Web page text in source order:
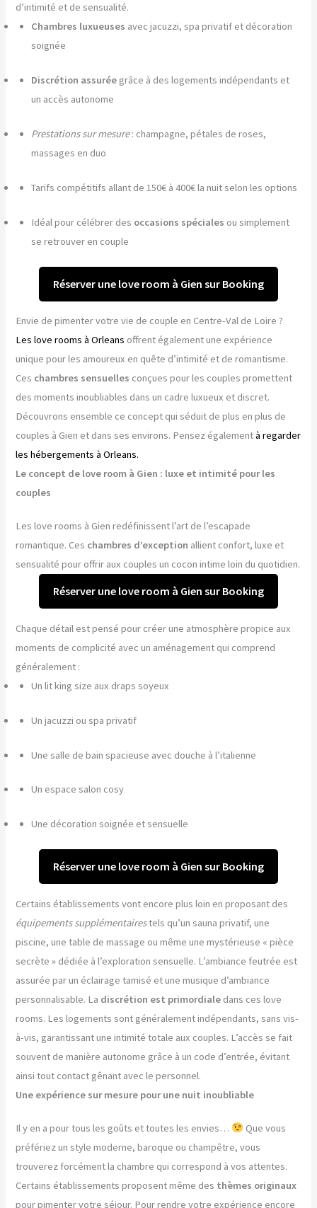
d’intimité et de sensualité.
Chambres luxueuses avec jacuzzi, spa privatif et décoration
soignée
Discrétion assurée grâce à des logements indépendants et
un accès autonome
Prestations sur mesure: champagne, pétales de roses,
massages en duo
Tarifs compétitifs allant de 150€ à 400€ la nuit selon les options
Idéal pour célébrer des occasions spéciales ou simplement
se retrouver en couple
Réserver une love room à Gien sur Booking
Envie de pimenter votre vie de couple en Centre-Val de Loire ?
Les love rooms à Orleans offrent également une expérience
unique pour les amoureux en quête d’intimité et de romantisme.
Ces chambres sensuelles conçues pour les couples promettent
des moments inoubliables dans un cadre luxueux et discret.
Découvrons ensemble ce concept qui séduit de plus en plus de
couples à Gien et dans ses environs. Pensez égalementà regarder
les hébergements à Orleans.
Le concept de love room à Gien : luxe et intimité pour les
couples
Les love rooms à Gien redéfinissent l’art de l’escapade
romantique. Ces chambres d’exception allient confort, luxe et
sensualité pour offrir aux couples un cocon intime loin du quotidien.
Réserver une love room à Gien sur Booking
Chaque détail est pensé pour créer une atmosphère propice aux
moments de complicité avec un aménagement qui comprend
généralement :
Un lit king size aux draps soyeux
Un jacuzzi ou spa privatif
Une salle de bain spacieuse avec douche à l’italienne
Un espace salon cosy
Une décoration soignée et sensuelle
Réserver une love room à Gien sur Booking
Certains établissements vont encore plus loin en proposant des
équipements supplémentairestels qu’un sauna privatif, une
piscine, une table de massage ou même une mystérieuse « pièce
secrète » dédiée à l’exploration sensuelle. L’ambiance feutrée est
assurée par un éclairage tamisé et une musique d’ambiance
personnalisable. La discrétion est primordiale dans ces love
rooms. Les logements sont généralement indépendants, sans vis-
à-vis, garantissant une intimité totale aux couples. L’accès se fait
souvent de manière autonome grâce à un code d’entrée, évitant
ainsi tout contact gênant avec le personnel.
Une expérience sur mesure pour une nuit inoubliable
Il y en a pour tous les goûts et toutes les envies…
Que vous
préfériez un style moderne, baroque ou champêtre, vous
trouverez forcément la chambre qui correspond à vos attentes.
Certains établissements proposent même des thèmes originaux
pour pimenter votre séjour. Pour rendre votre expérience encore